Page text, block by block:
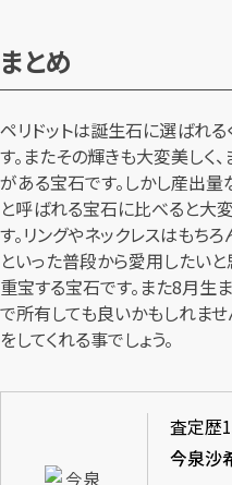
まとめ
ペリドットは誕生石に選ばれ
す。またその輝きも大変美しく
がある宝石です。しかし産出
と呼ばれる宝石に比べると大
す。リングやネックレスはもちろ
といった普段から愛用したい
重宝する宝石です。また8月生
で所有しても良いかもしれませ
をしてくれる事でしょう。
査定歴
今泉沙